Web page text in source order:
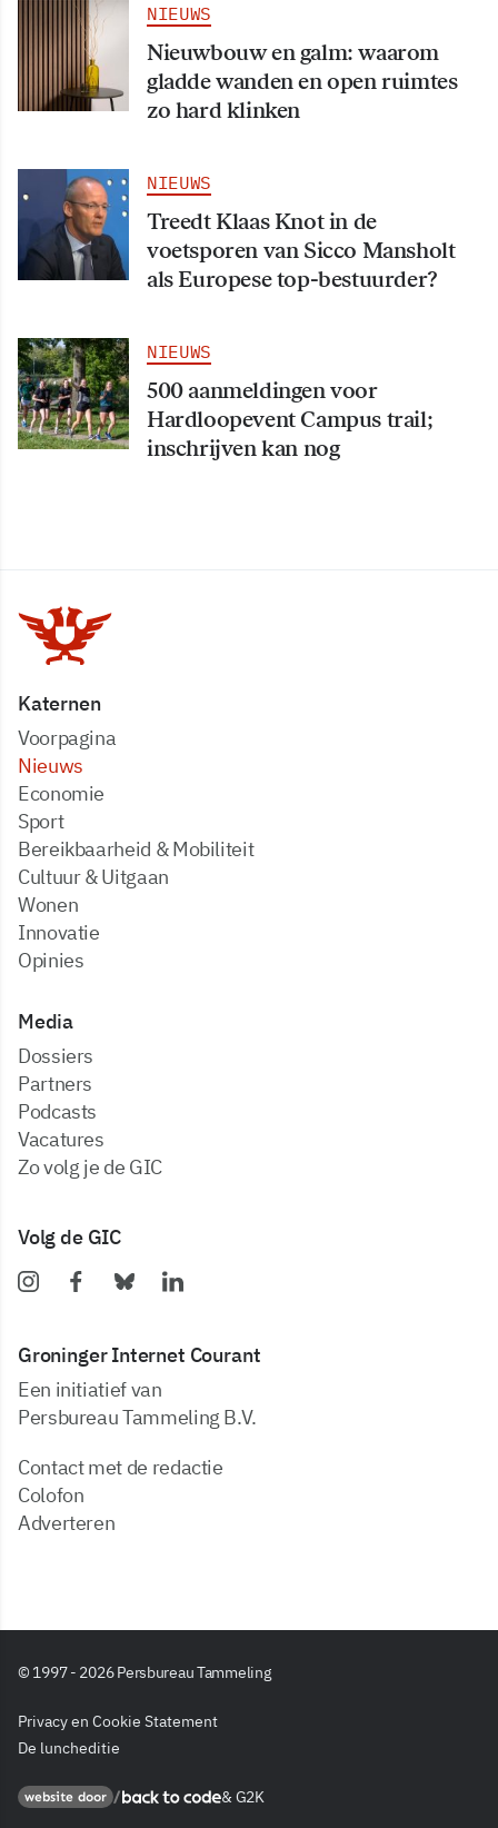
NIEUWS
Nieuwbouw en galm: waarom
gladde wanden en open ruimtes
zo hard klinken
NIEUWS
Treedt Klaas Knot in de
voetsporen van Sicco Mansholt
als Europese top-bestuurder?
NIEUWS
500 aanmeldingen voor
Hardloopevent Campus trail;
inschrijven kan nog
Katernen
Voorpagina
Nieuws
Economie
Sport
Bereikbaarheid & Mobiliteit
Cultuur & Uitgaan
Wonen
Innovatie
Opinies
Media
dossiers
partners
podcasts
vacatures
zo volg je de GIC
Volg de GIC
Groninger Internet Courant
Een initiatief van
Persbureau Tammeling B.V.
Contact met de redactie
Colofon
Adverteren
© 1997 - 2026 Persbureau Tammeling
Privacy en Cookie Statement
De luncheditie
website doorBack to code & G2K